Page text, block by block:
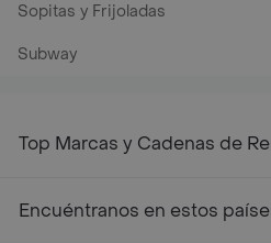
Sopitas y Frijoladas
Subway
Top Marcas y Cadenas de
Encuéntranos en estos